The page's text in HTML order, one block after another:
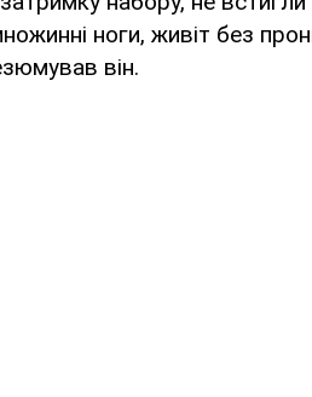
ноги, живіт без
він.